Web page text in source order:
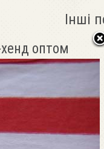
Інші
оптом